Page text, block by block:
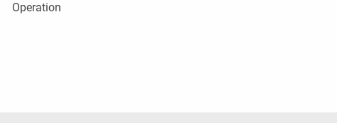
Operation